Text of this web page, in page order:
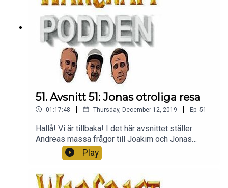
51. Avsnitt 51: Jonas otroliga resa
01:17:48 | Thursday, December 12, 2019 | Ep. 51
Hallå! Vi är tillbaka! I det här avsnittet ställer
Andreas massa frågor till Joakim och Jonas
vilket resulterar i en kanonstory om när Jonas for
till Skellefteå - MYCKET ANNAT också SÅKLART.
Play